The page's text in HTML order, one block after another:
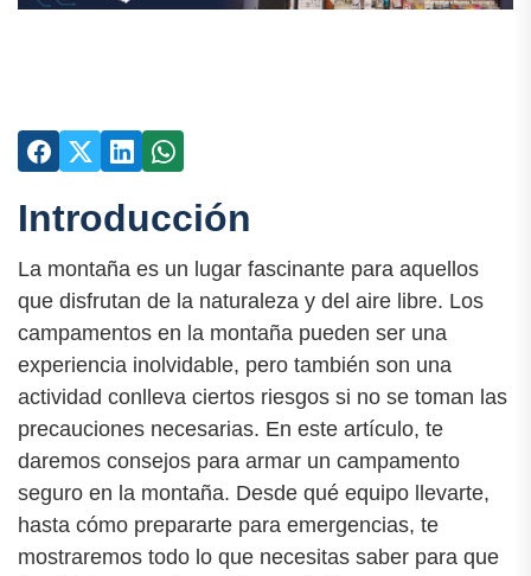
Introducción
La montaña es un lugar fascinante para aquellos
que disfrutan de la naturaleza y del aire libre. Los
campamentos en la montaña pueden ser una
experiencia inolvidable, pero también son una
actividad conlleva ciertos riesgos si no se toman las
precauciones necesarias. En este artículo, te
daremos consejos para armar un campamento
seguro en la montaña. Desde qué equipo llevarte,
hasta cómo prepararte para emergencias, te
mostraremos todo lo que necesitas saber para que